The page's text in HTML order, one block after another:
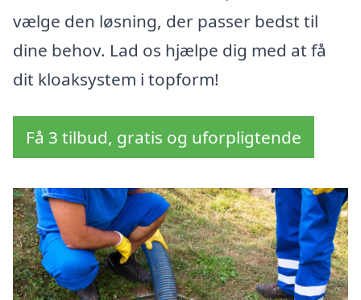
vælge den løsning, der passer bedst til
dine behov. Lad os hjælpe dig med at få
dit kloaksystem i topform!
Få 3 tilbud, gratis og uforpligtende